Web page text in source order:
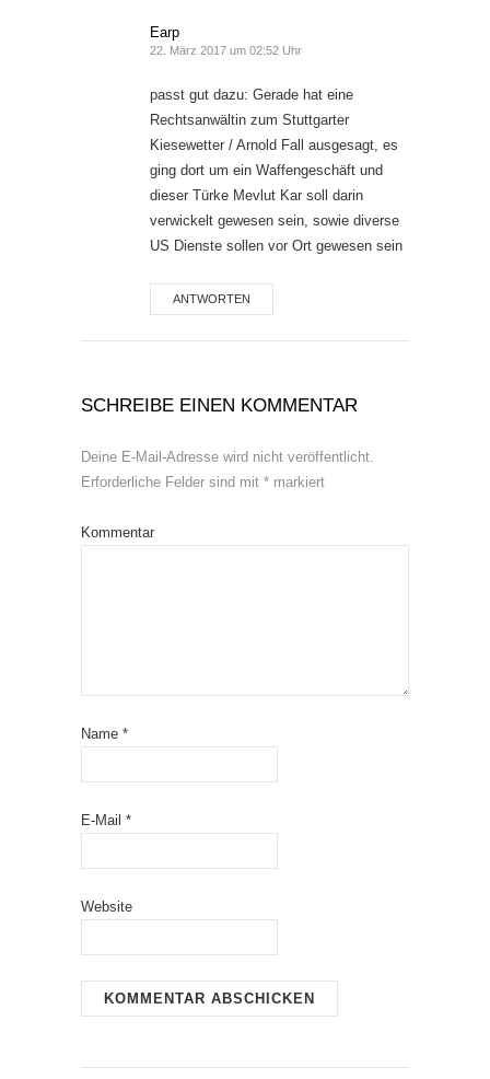
Earp
22. März 2017 um 02:52 Uhr
passt gut dazu: Gerade hat eine
Rechtsanwältin zum Stuttgarter
Kiesewetter / Arnold Fall ausgesagt, es
ging dort um ein Waffengeschäft und
dieser Türke Mevlut Kar soll darin
verwickelt gewesen sein, sowie diverse
US Dienste sollen vor Ort gewesen sein
ANTWORTEN
SCHREIBE EINEN KOMMENTAR
Deine E-Mail-Adresse wird nicht veröffentlicht.
Erforderliche Felder sind mit * markiert
Kommentar
Name *
E-Mail *
Website